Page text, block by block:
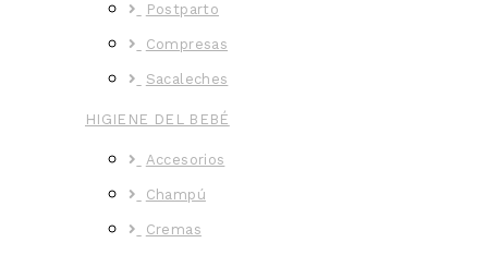
Postparto
Compresas
Sacaleches
HIGIENE DEL BEBÉ
Accesorios
Champú
Cremas